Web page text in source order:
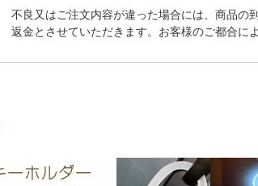
不良又はご注文内容が違った場合には、商品の
返金とさせていただきます。お客様のご都合に